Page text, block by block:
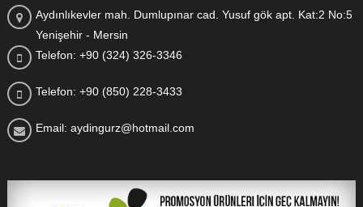
Aydınlıkevler mah. Dumlupınar cad. Yusuf gök apt. Kat:2 No:5
Yenişehir - Mersin
Telefon: +90 (324) 326-3346
Telefon: +90 (850) 228-3433
Email: aydingurz@hotmail.com